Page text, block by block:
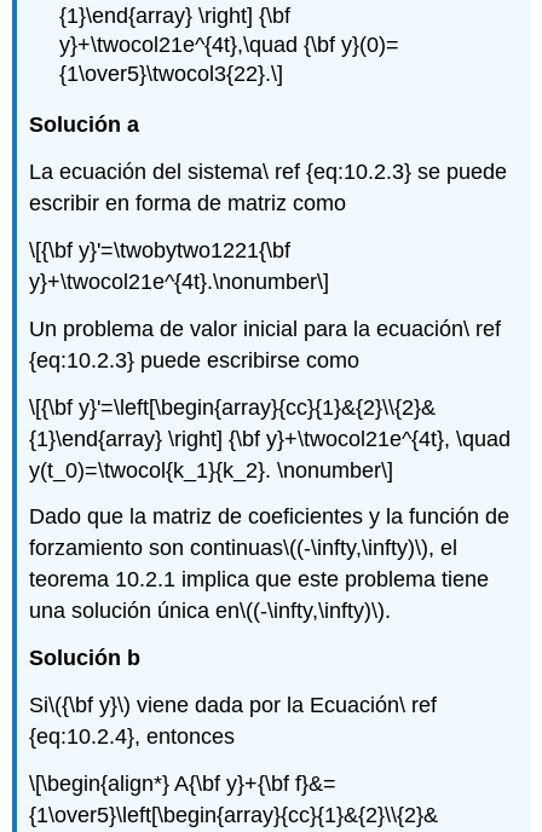
{1}\end{array} \right] {\bf
y}+\twocol21e^{4t},\quad {\bf y}(0)=
{1\over5}\twocol3{22}.\]
Solución a
La ecuación del sistema\ ref {eq:10.2.3} se puede
escribir en forma de matriz como
\[{\bf y}'=\twobytwo1221{\bf
y}+\twocol21e^{4t}.\nonumber\]
Un problema de valor inicial para la ecuación\ ref
{eq:10.2.3} puede escribirse como
\[{\bf y}'=\left[\begin{array}{cc}{1}&{2}\\{2}&
{1}\end{array} \right] {\bf y}+\twocol21e^{4t}, \quad
y(t_0)=\twocol{k_1}{k_2}. \nonumber\]
Dado que la matriz de coeficientes y la función de
forzamiento son continuas\((-\infty,\infty)\), el
teorema 10.2.1 implica que este problema tiene
una solución única en\((-\infty,\infty)\).
Solución b
Si\({\bf y}\) viene dada por la Ecuación\ ref
{eq:10.2.4}, entonces
\[\begin{align*} A{\bf y}+{\bf f}&=
{1\over5}\left[\begin{array}{cc}{1}&{2}\\{2}&